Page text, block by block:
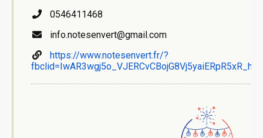
0546411468
info.notesenvert@gmail.com
https://www.notesenvert.fr/?